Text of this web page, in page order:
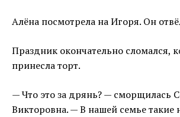
Алёна посмотрела на Игоря. Он
Праздник окончательно сломался,
принесла торт.
— Что это за дрянь? — сморщилась
Викторовна. — В нашей семье такие